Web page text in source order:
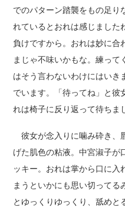
でのパターン踏襲をもの足り
れているとおれは感じました
負けですから。おれは妙に合
まじゃ不味いかもな。練っ
はそう言わないわけにはいき
でいます。「待ってね」と彼
れは椅子に反り返って待ちま
彼女が念入りに噛み砕き、
げた肌色の粘液。中宮淑子が
ッキー。おれは掌から口に
まうといかにも思い切って
とゆっくりゆっくり、舐めと